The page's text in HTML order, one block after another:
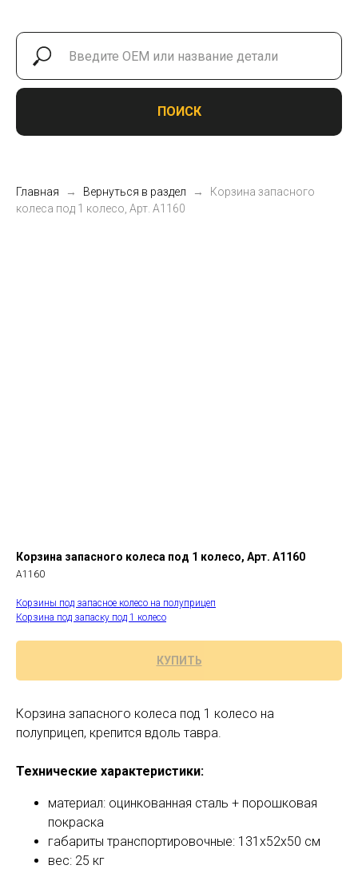
ПОИСК
Главная Вернуться в раздел
Корзина запасного
колеса под 1 колесо, Арт. А1160
Корзина запасного колеса под 1 колесо, Арт. А1160
А1160
Корзины под запасное колесо на полуприцеп
Корзина под запаску под 1 колесо
КУПИТЬ
Корзина запасного колеса под 1 колесо на
полуприцеп, крепится вдоль тавра.
Технические характеристики:
материал: оцинкованная сталь + порошковая
покраска
габариты транспортировочные: 131х52х50 см
вес: 25 кг